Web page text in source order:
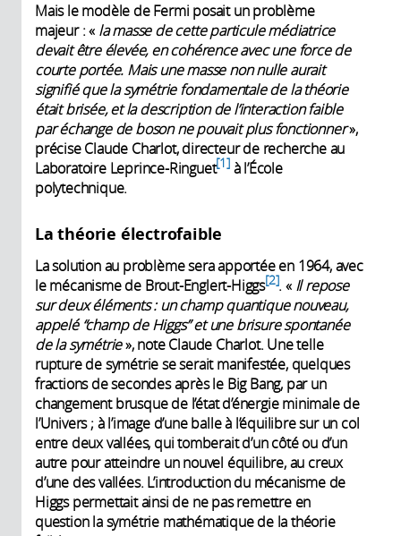
Mais le modèle de Fermi posait un problème
majeur : « la masse de cette particule médiatrice
devait être élevée, en cohérence avec une force de
courte portée. Mais une masse non nulle aurait
signifié que la symétrie fondamentale de la théorie
était brisée, et la description de l’interaction faible
par échange de boson ne pouvait plus fonctionner»,
précise Claude Charlot, directeur de recherche au
Laboratoire Leprince-Ringuet 1 à l’École
polytechnique.
La théorie électrofaible
La solution au problème sera apportée en 1964, avec
le mécanisme de Brout-Englert-Higgs 2 . «Il repose
sur deux éléments : un champ quantique nouveau,
appelé “champ de Higgs” et une brisure spontanée
de la symétrie», note Claude Charlot. Une telle
rupture de symétrie se serait manifestée, quelques
fractions de secondes après le Big Bang, par un
changement brusque de l’état d’énergie minimale de
l’Univers ; à l’image d’une balle à l’équilibre sur un col
entre deux vallées, qui tomberait d’un côté ou d’un
autre pour atteindre un nouvel équilibre, au creux
d’une des vallées. L’introduction du mécanisme de
Higgs permettait ainsi de ne pas remettre en
question la symétrie mathématique de la théorie